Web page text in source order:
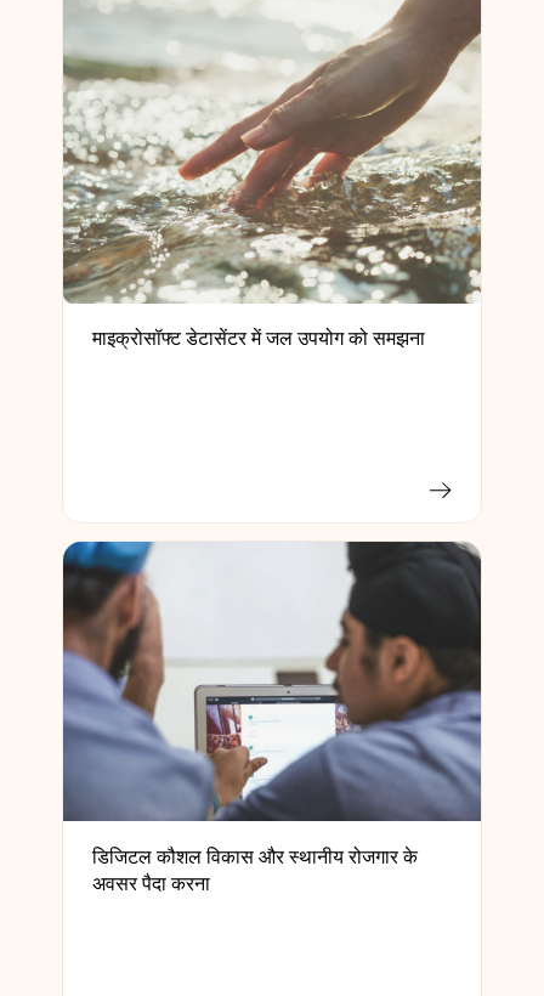
माइक्रोसॉफ्ट डेटासेंटर में जल उपयोग को समझना
डिजिटल कौशल विकास और स्थानीय रोजगार के
अवसर पैदा करना